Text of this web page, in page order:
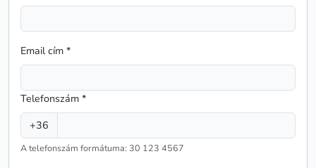
Email cím *
Telefonszám *
+36
A telefonszám formátuma: 30 123 4567